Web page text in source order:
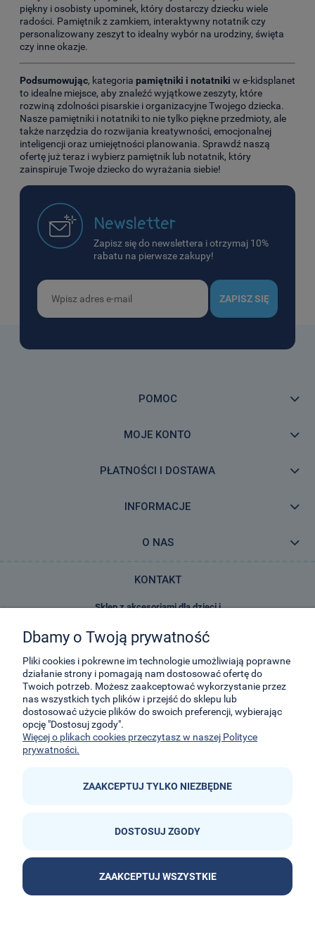
piękny i osobisty upominek, który dostarczy dziecku wiele
radości. Pamiętnik z zamkiem, interaktywny notatnik czy
personalizowany zeszyt to idealny wybór na urodziny, święta
czy inne okazje.
Podsumowując, kategoria pamiętniki i notatniki w e-kidsplanet
to idealne miejsce, aby znaleźć wyjątkowe zeszyty, które
rozwiną zdolności pisarskie i organizacyjne Twojego dziecka.
Nasze pamiętniki i notatniki to nie tylko piękne przedmioty, ale
także narzędzia do rozwijania kreatywności, emocjonalnej
inteligencji oraz umiejętności planowania. Sprawdź naszą
ofertę już teraz i wybierz pamiętnik lub notatnik, który
zainspiruje Twoje dziecko do wyrażania siebie!
Newsletter
Zapisz się do newslettera i otrzymaj 10%
rabatu na pierwsze zakupy!
ZAPISZ SIĘ
POMOC
MOJE KONTO
PŁATNOŚCI I DOSTAWA
INFORMACJE
O NAS
KONTAKT
Sklep z akcesoriami dla dzieci i
29-Listopada 8
32-050 Skawina
kontakt@e-kidsplanet.com
+48 666-414-390
+48 666-414-383
Dbamy o Twoją prywatność
Pliki cookies i pokrewne im technologie umożliwiają poprawne
działanie strony i pomagają nam dostosować ofertę do
Twoich potrzeb. Możesz zaakceptować wykorzystanie przez
nas wszystkich tych plików i przejść do sklepu lub
dostosować użycie plików do swoich preferencji, wybierając
opcję "Dostosuj zgody".
Więcej o plikach cookies przeczytasz w naszej Polityce
prywatności.
ZAAKCEPTUJ TYLKO NIEZBĘDNE
DOSTOSUJ ZGODY
ZAAKCEPTUJ WSZYSTKIE